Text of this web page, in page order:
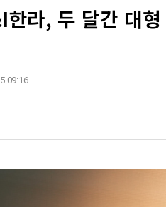
한라, 두 달간 대
09:16